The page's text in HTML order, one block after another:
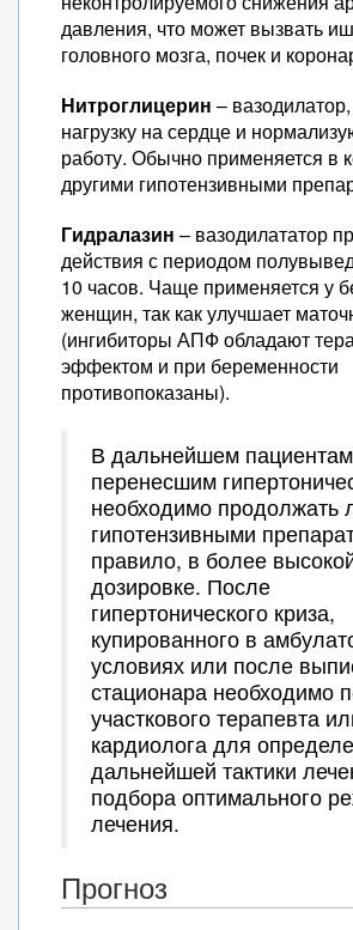
давления, что может вызвать
головного мозга, почек и
Нитроглицерин –
нагрузку на сердце и
работу. Обычно применяется в
другими гипотензивными
Гидралазин – вазодилататор
действия с периодом
10 часов. Чаще применяется у
женщин, так как улучшает
(ингибиторы АПФ обладают
эффектом и при беременности
противопоказаны).
В дальнейшем
перенесшим
необходимо продолжать
гипотензивными
правило, в более
дозировке. После
гипертонического криза,
купированного в
условиях или после
стационара необходимо
участкового терапевта
кардиолога для
дальнейшей тактики
подбора оптимального
лечения.
Прогноз